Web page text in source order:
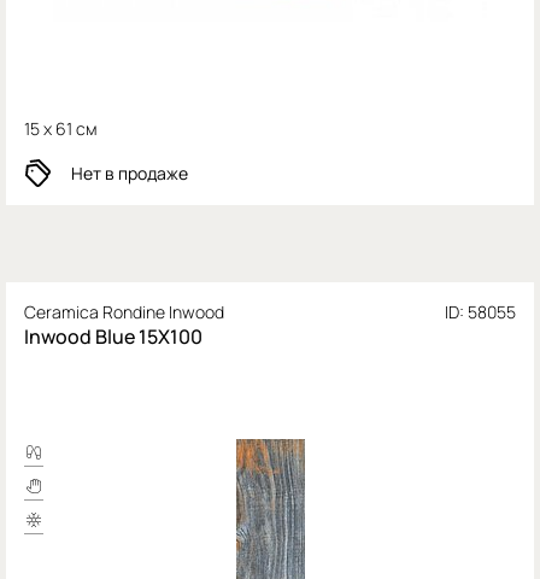
15 x 61 см
Нет в продаже
Ceramica Rondine Inwood ID: 58055
Inwood Blue 15X100